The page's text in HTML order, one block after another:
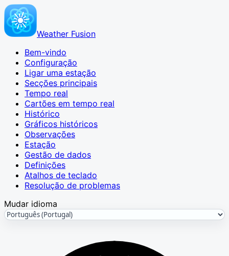
Weather Fusion
Bem-vindo
Configuração
Ligar uma estação
Secções principais
Tempo real
Cartões em tempo real
Histórico
Gráficos históricos
Observações
Estação
Gestão de dados
Definições
Atalhos de teclado
Resolução de problemas
Mudar idioma